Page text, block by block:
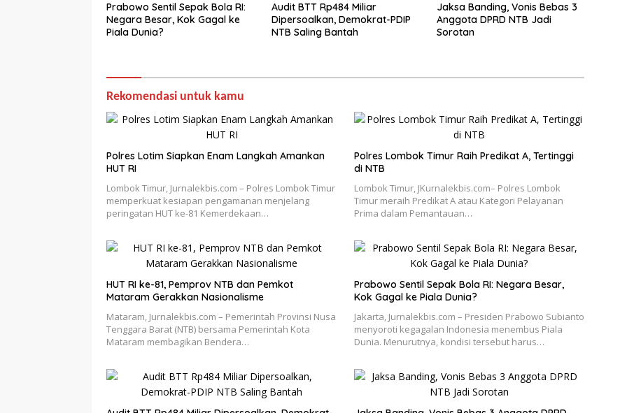
Prabowo Sentil Sepak Bola RI:
Negara Besar, Kok Gagal ke
Piala Dunia?
Audit BTT Rp484 Miliar
Dipersoalkan, Demokrat-PDIP
NTB Saling Bantah
Jaksa Banding, Vonis Bebas 3
Anggota DPRD NTB Jadi
Sorotan
Rekomendasi untuk kamu
Polres Lotim Siapkan Enam Langkah Amankan
HUT RI
Lombok Timur, Jurnalekbis.com – Polres Lombok Timur
memperkuat kesiapan pengamanan menjelang
peringatan HUT ke-81 Kemerdekaan…
Polres Lombok Timur Raih Predikat A, Tertinggi
di NTB
Lombok Timur, JKurnalekbis.com– Polres Lombok
Timur meraih Predikat A atau Kategori Pelayanan
Prima dalam Pemantauan…
HUT RI ke-81, Pemprov NTB dan Pemkot
Mataram Gerakkan Nasionalisme
Mataram, Jurnalekbis.com – Pemerintah Provinsi Nusa
Tenggara Barat (NTB) bersama Pemerintah Kota
Mataram membagikan Bendera…
Prabowo Sentil Sepak Bola RI: Negara Besar,
Kok Gagal ke Piala Dunia?
Jakarta, Jurnalekbis.com – Presiden Prabowo Subianto
menyoroti kegagalan Indonesia menembus Piala
Dunia. Menurutnya, kondisi tersebut harus…